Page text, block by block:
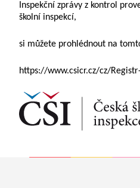
Inspekční zprávy z kontrol
školní inspekcí,
si můžete prohlédnout na
https://www.csicr.cz/cz/